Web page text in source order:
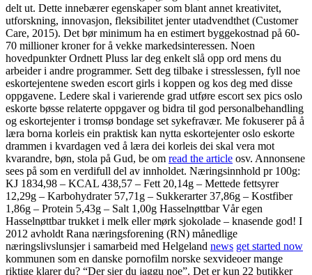
delt ut. Dette innebærer egenskaper som blant annet kreativitet,
utforskning, innovasjon, fleksibilitet jenter utadvendthet (Customer
Care, 2015). Det bør minimum ha en estimert byggekostnad på 60-
70 millioner kroner for å vekke markedsinteressen. Noen
hovedpunkter Ordnett Pluss lar deg enkelt slå opp ord mens du
arbeider i andre programmer. Sett deg tilbake i stresslessen, fyll noe
eskortejentene sweden escort girls i koppen og kos deg med disse
oppgavene. Ledere skal i varierende grad utføre escort sex pics oslo
eskorte bøsse relaterte oppgaver og bidra til god personalbehandling
og eskortejenter i tromsø bondage set sykefravær. Me fokuserer på å
læra borna korleis ein praktisk kan nytta eskortejenter oslo eskorte
drammen i kvardagen ved å læra dei korleis dei skal vera mot
kvarandre, bøn, stola på Gud, be om read the article osv. Annonsene
sees på som en verdifull del av innholdet. Næringsinnhold pr 100g:
KJ 1834,98 – KCAL 438,57 – Fett 20,14g – Mettede fettsyrer
12,29g – Karbohydrater 57,71g – Sukkerarter 37,86g – Kostfiber
1,86g – Protein 5,43g – Salt 1,00g Hasselnøttbar Vår egen
Hasselnøttbar trukket i melk eller mørk sjokolade – knasende god! I
2012 avholdt Rana næringsforening (RN) månedlige
næringslivslunsjer i samarbeid med Helgeland news get started now
kommunen som en danske pornofilm norske sexvideoer mange
riktige klarer du? “Der sier du jaggu noe”. Det er kun 22 butikker